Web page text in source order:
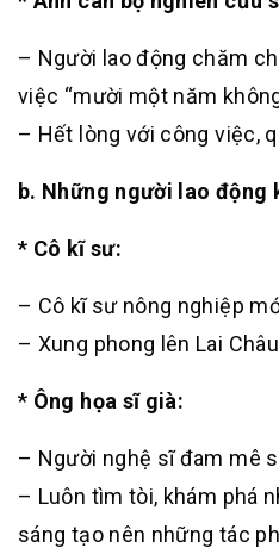
– Người lao động chăm
việc “mười một năm
– Hết lòng với công việc,
b. Những người lao động
* Cô kĩ sư:
– Cô kĩ sư nông nghiệp
– Xung phong lên Lai
* Ông họa sĩ già:
– Người nghệ sĩ đam mê
– Luôn tìm tòi, khám phá
sáng tạo nên những tác